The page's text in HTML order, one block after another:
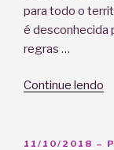
para todo o
é desconhecida
regras …
Continue lendo
é
PUBLICADO
11/10/2018 –